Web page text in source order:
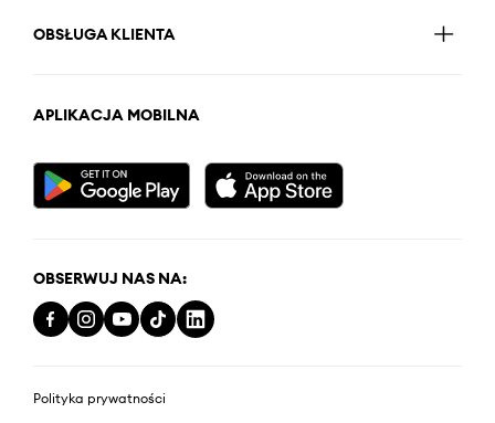
OBSŁUGA KLIENTA
APLIKACJA MOBILNA
OBSERWUJ NAS NA:
Polityka prywatności